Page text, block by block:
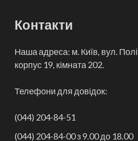
Контакти
Наша адреса: м. Київ, вул.
корпус 19, кімната 202.
Телефони для довідок:
(044) 204-84-51
(044) 204-84-00 з 9.00 до 18.00